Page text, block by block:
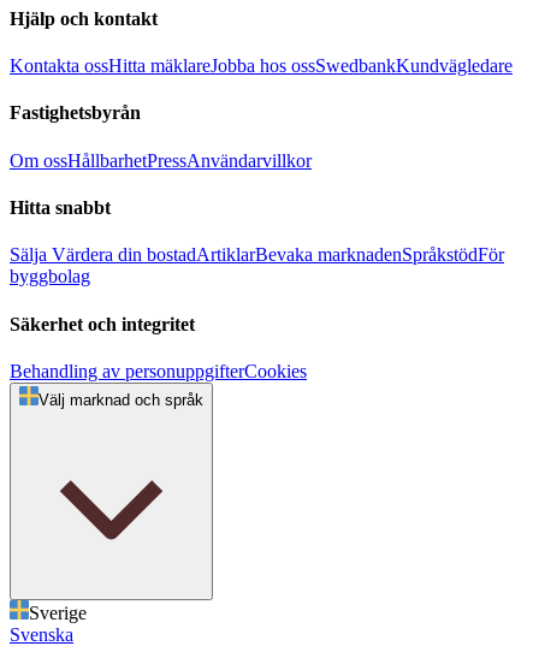
Hjälp och kontakt
Kontakta ossHitta mäklareJobba hos ossSwedbankKundvägledare
Fastighetsbyrån
Om ossHållbarhetPressAnvändarvillkor
Hitta snabbt
Sälja Värdera din bostadArtiklarBevaka marknadenSpråkstödFör
byggbolag
Säkerhet och integritet
Behandling av personuppgifterCookies
Välj marknad och språk
Sverige
Svenska